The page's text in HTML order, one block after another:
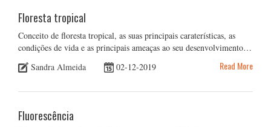
Floresta tropical
Conceito de floresta tropical, as suas principais caraterísticas, as
condições de vida e as principais ameaças ao seu desenvolvimento…
Sandra Almeida
02-12-2019 Read More
Fluorescência